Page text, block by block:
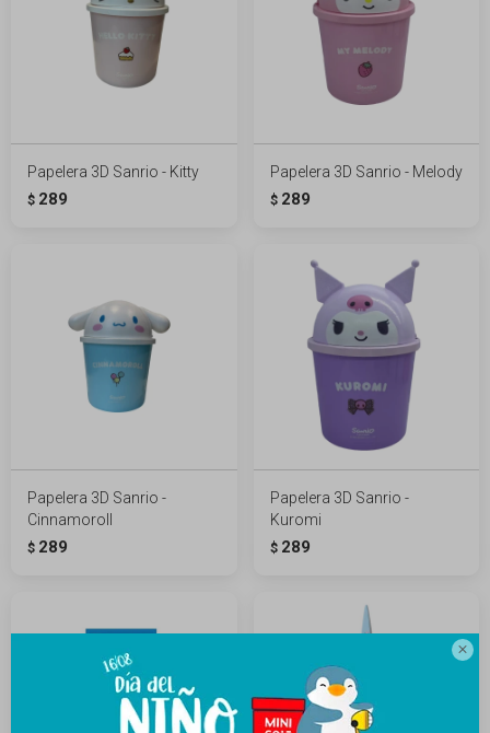

Papelera 3D Sanrio - Kitty
$ 289
Papelera 3D Sanrio - Melody
$ 289
Papelera 3D Sanrio -
Cinnamoroll
$ 289
Papelera 3D Sanrio -
Kuromi
$ 289